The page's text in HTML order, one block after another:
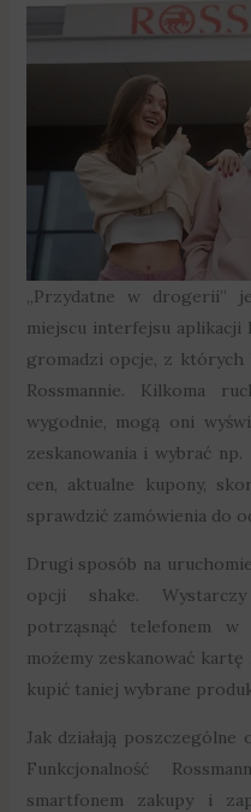
„Przydatne w drogerii”
miejscu interfejsu aplikacji
gromadzi opcje, z których
Rossmannie. Kilkoma
wygodnie, mogą oni
zeskanowania i wybrać
cen, aktualne kupony,
sprawdzić zamówienia do
Drugi sposób na
opcji shake.
potrząsnąć telefonem
możemy zeskanować
kupić taniej wybrane
Jak działają
Funkcjonalność
smartfonem zakupy i